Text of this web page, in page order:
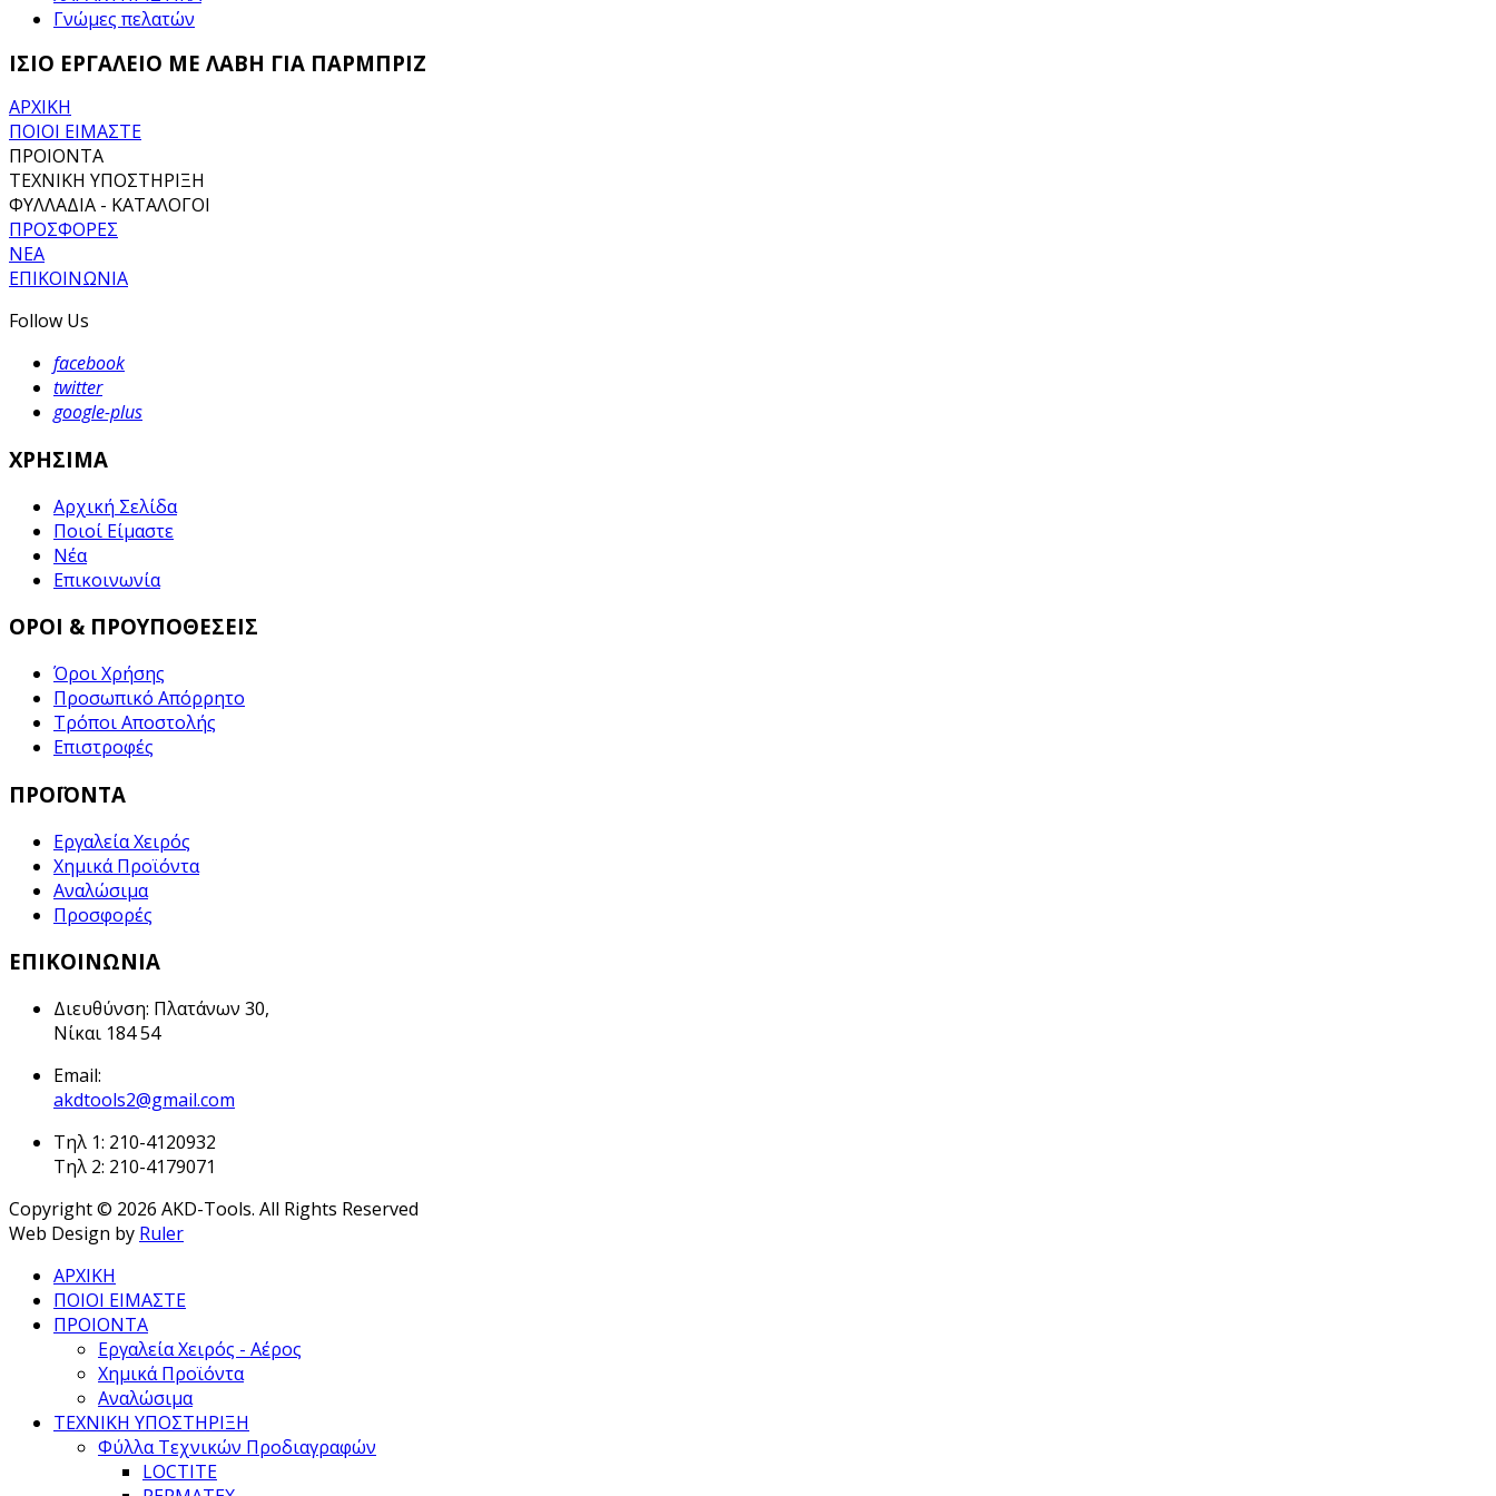
Γνώμες πελατών
ΙΣΙΟ ΕΡΓΑΛΕΙΟ ΜΕ ΛΑΒΗ ΓΙΑ ΠΑΡΜΠΡΙΖ
ΑΡΧΙΚΗ
ΠΟΙΟΙ ΕΙΜΑΣΤΕ
ΠΡΟΙΟΝΤΑ
ΤΕΧΝΙΚΗ ΥΠΟΣΤΗΡΙΞΗ
ΦΥΛΛΑΔΙΑ - ΚΑΤΑΛΟΓΟΙ
ΠΡΟΣΦΟΡΕΣ
ΝΕΑ
ΕΠΙΚΟΙΝΩΝΙΑ
Follow Us
facebook
twitter
google-plus
ΧΡΗΣΙΜΑ
Αρχική Σελίδα
Ποιοί Είμαστε
Νέα
Επικοινωνία
ΟΡΟΙ & ΠΡΟΥΠΟΘΕΣΕΙΣ
Όροι Χρήσης
Προσωπικό Απόρρητο
Τρόποι Αποστολής
Επιστροφές
ΠΡΟΪΟΝΤΑ
Εργαλεία Χειρός
Χημικά Προϊόντα
Αναλώσιμα
Προσφορές
ΕΠΙΚΟΙΝΩΝΙΑ
Διευθύνση: Πλατάνων 30,
Νίκαι 184 54
Email:
akdtools2@gmail.com
Τηλ 1: 210-4120932
Τηλ 2: 210-4179071
Copyright © 2026 AKD-Tools. All Rights Reserved
Web Design by Ruler
ΑΡΧΙΚΗ
ΠΟΙΟΙ ΕΙΜΑΣΤΕ
ΠΡΟΙΟΝΤΑ
Εργαλεία Χειρός - Αέρος
Χημικά Προϊόντα
Αναλώσιμα
ΤΕΧΝΙΚΗ ΥΠΟΣΤΗΡΙΞΗ
Φύλλα Τεχνικών Προδιαγραφών
LOCTITE